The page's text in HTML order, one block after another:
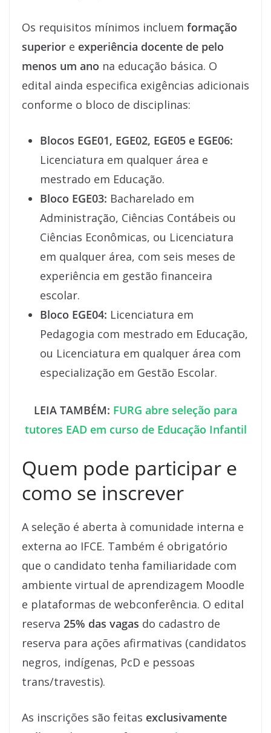
Os requisitos mínimos incluem formação
superior e experiência docente de pelo
menos um ano na educação básica. O
edital ainda especifica exigências adicionais
conforme o bloco de disciplinas:
Blocos EGE01, EGE02, EGE05 e EGE06:
Licenciatura em qualquer área e
mestrado em Educação.
Bloco EGE03: Bacharelado em
Administração, Ciências Contábeis ou
Ciências Econômicas, ou Licenciatura
em qualquer área, com seis meses de
experiência em gestão financeira
escolar.
Bloco EGE04: Licenciatura em
Pedagogia com mestrado em Educação,
ou Licenciatura em qualquer área com
especialização em Gestão Escolar.
LEIA TAMBÉM: FURG abre seleção para
tutores EAD em curso de Educação Infantil
Quem pode participar e
como se inscrever
A seleção é aberta à comunidade interna e
externa ao IFCE. Também é obrigatório
que o candidato tenha familiaridade com
ambiente virtual de aprendizagem Moodle
e plataformas de webconferência. O edital
reserva 25% das vagas do cadastro de
reserva para ações afirmativas (candidatos
negros, indígenas, PcD e pessoas
trans/travestis).
As inscrições são feitas exclusivamente